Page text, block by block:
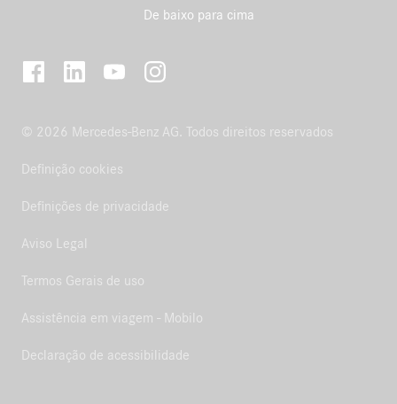
De baixo para cima
© 2026 Mercedes-Benz AG. Todos direitos reservados
Definição cookies
Definições de privacidade
Aviso Legal
Termos Gerais de uso
Assistência em viagem - Mobilo
Declaração de acessibilidade